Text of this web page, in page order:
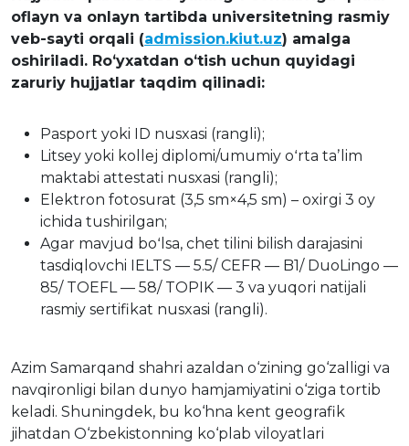
oflayn va onlayn tartibda universitetning rasmiy
veb-sayti orqali (admission.kiut.uz) amalga
oshiriladi. Roʻyxatdan oʻtish uchun quyidagi
zaruriy hujjatlar taqdim qilinadi:
Pasport yoki ID nusxasi (rangli);
Litsey yoki kollej diplomi/umumiy oʻrta taʼlim
maktabi attestati nusxasi (rangli);
Elektron fotosurat (3,5 sm×4,5 sm) – oxirgi 3 oy
ichida tushirilgan;
Agar mavjud boʻlsa, chet tilini bilish darajasini
tasdiqlovchi IELTS — 5.5/ CEFR — B1/ DuoLingo —
85/ TOEFL — 58/ TOPIK — 3 va yuqori natijali
rasmiy sertifikat nusxasi (rangli).
Azim Samarqand shahri azaldan o‘zining go‘zalligi va
navqironligi bilan dunyo hamjamiyatini o‘ziga tortib
keladi. Shuningdek, bu ko‘hna kent geografik
jihatdan O‘zbekistonning ko‘plab viloyatlari